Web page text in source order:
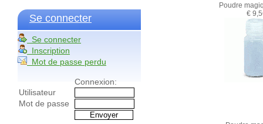
Se connecter
Se connecter
Inscription
Mot de passe perdu
Connexion:
Utilisateur
Mot de passe
Poudre
€